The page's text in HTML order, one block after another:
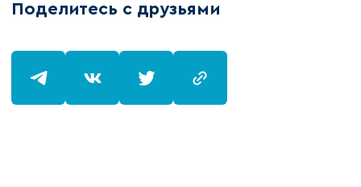
Поделитесь с друзьями